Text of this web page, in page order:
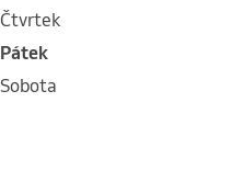
čtvrtek
pátek
sobota